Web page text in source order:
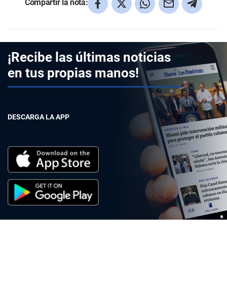
Compartir la nota:
¡Recibe las últimas noticias
en tus propias manos!
DESCARGA LA APP